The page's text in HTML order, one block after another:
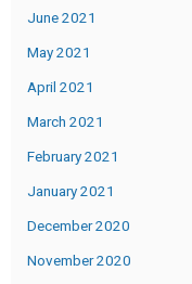
June 2021
May 2021
April 2021
March 2021
February 2021
January 2021
December 2020
November 2020